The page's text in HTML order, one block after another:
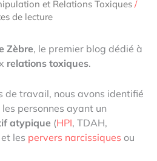
et Relations Toxiques /
de lecture
Zèbre, le premier blog dédié à
relations toxiques.
de travail, nous avons identifié
personnes ayant un
atypique (HPI, TDAH,
les pervers narcissiques ou